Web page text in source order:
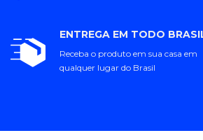
ENTREGA EM TODO
Receba o produto em sua casa em
qualquer lugar do Brasil